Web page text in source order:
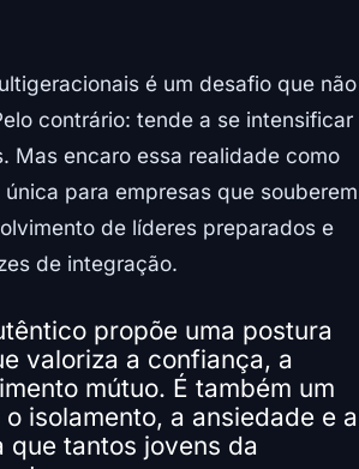
é um desafio que não
contrário: tende a se intensificar
Mas encaro essa realidade como
para empresas que souberem
de líderes preparados e
de integração.
propõe uma postura
valoriza a confiança, a
mútuo. É também um
isolamento, a ansiedade e a
tantos jovens da